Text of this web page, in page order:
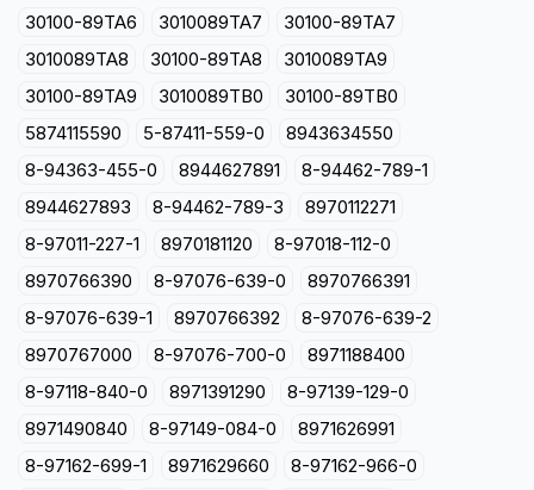
30100-89TA6
3010089TA7
30100-89TA7
3010089TA8
30100-89TA8
3010089TA9
30100-89TA9
3010089TB0
30100-89TB0
5874115590
5-87411-559-0
8943634550
8-94363-455-0
8944627891
8-94462-789-1
8944627893
8-94462-789-3
8970112271
8-97011-227-1
8970181120
8-97018-112-0
8970766390
8-97076-639-0
8970766391
8-97076-639-1
8970766392
8-97076-639-2
8970767000
8-97076-700-0
8971188400
8-97118-840-0
8971391290
8-97139-129-0
8971490840
8-97149-084-0
8971626991
8-97162-699-1
8971629660
8-97162-966-0